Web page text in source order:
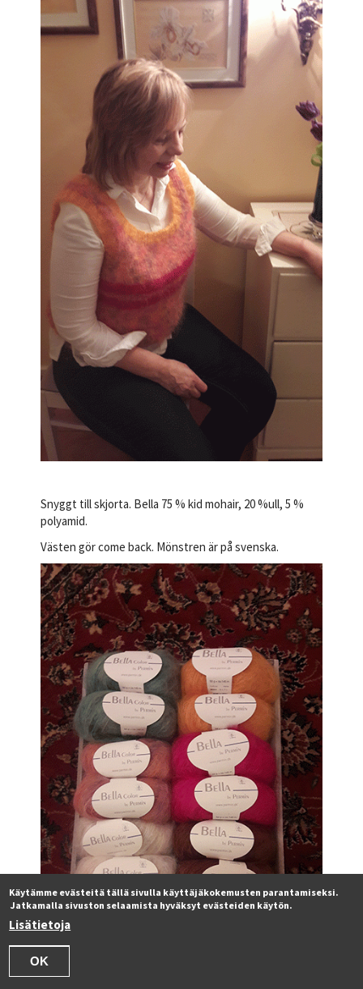
Snyggt till skjorta. Bella 75 % kid mohair, 20 %ull, 5 %
polyamid.
Västen gör come back. Mönstren är på svenska.
Käytämme evästeitä tällä sivulla käyttäjäkokemusten parantamiseksi.
Jatkamalla sivuston selaamista hyväksyt evästeiden käytön.
Lisätietoja
OK